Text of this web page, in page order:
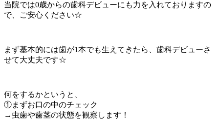
当院では0歳からの歯科デビューにも力を入れておりますの
で、ご安心ください☆
まず基本的には歯が1本でも生えてきたら、歯科デビューさ
せて大丈夫です☆
何をするかというと、
①まずお口の中のチェック
→虫歯や歯茎の状態を観察します！